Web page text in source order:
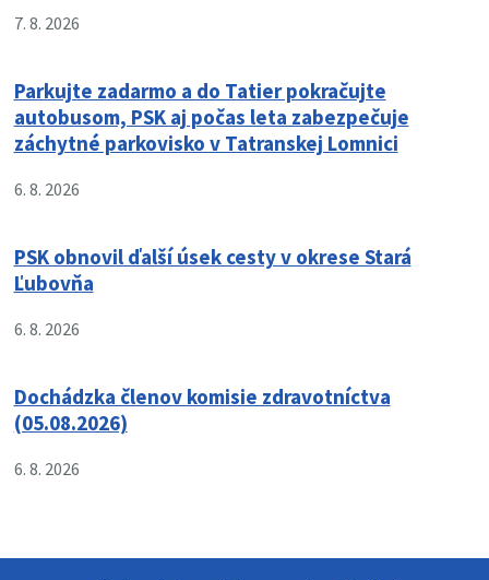
7. 8. 2026
Parkujte zadarmo a do Tatier pokračujte
autobusom, PSK aj počas leta zabezpečuje
záchytné parkovisko v Tatranskej Lomnici
6. 8. 2026
PSK obnovil ďalší úsek cesty v okrese Stará
Ľubovňa
6. 8. 2026
Dochádzka členov komisie zdravotníctva
(05.08.2026)
6. 8. 2026